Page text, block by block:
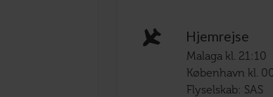
Hjemrejse
Malaga kl. 21:10
København kl.
Flyselskab: SAS